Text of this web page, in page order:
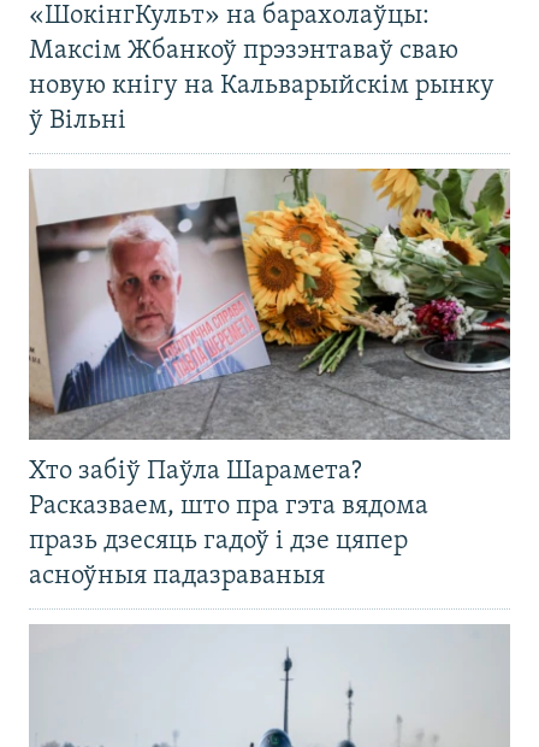
«ШокінгКульт» на барахолаўцы:
Максім Жбанкоў прэзэнтаваў сваю
новую кнігу на Кальварыйскім рынку
ў Вільні
Хто забіў Паўла Шарамета?
Расказваем, што пра гэта вядома
празь дзесяць гадоў і дзе цяпер
асноўныя падазраваныя